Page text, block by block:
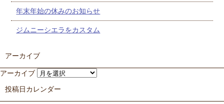
年末年始の休みのお知らせ
ジムニーシエラをカスタム
アーカイブ
アーカイブ
投稿日カレンダー